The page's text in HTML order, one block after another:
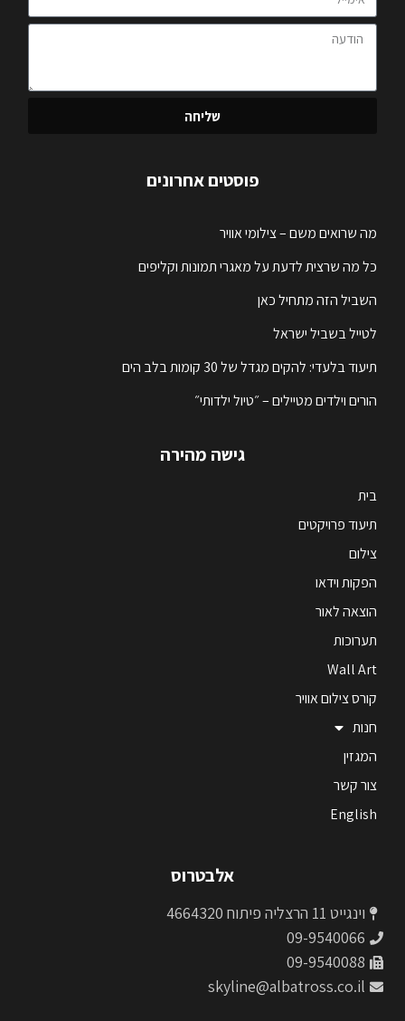
שליחה
פוסטים אחרונים
מה שרואים משם – צילומי אוויר
כל מה שרצית לדעת על מאגרי תמונות וקליפים
השביל הזה מתחיל כאן
לטייל בשביל ישראל
תיעוד בלעדי: להקים מגדל של 30 קומות בלב הים
הורים וילדים מטיילים – ״טיול ילדותי״
גישה מהירה
בית
תיעוד פרויקטים
צילום
הפקות וידאו
הוצאה לאור
תערוכות
Wall Art
קורס צילום אוויר
חנות
המגזין
צור קשר
English
אלבטרוס
וינגייט 11 הרצליה פיתוח 4664320
09-9540066
09-9540088
skyline@albatross.co.il